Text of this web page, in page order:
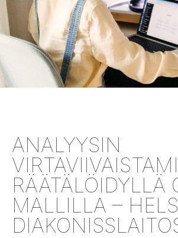
ANALYYSIN
RÄÄTÄLÖIDYLLÄ
MALLILLA –